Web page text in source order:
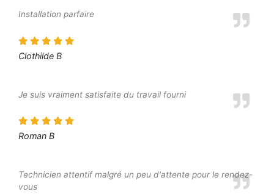
Installation parfaire
Clothilde B
Je suis vraiment satisfaite du travail fourni
Roman B
Technicien attentif malgré un peu d'attente pour le rendez-
vous